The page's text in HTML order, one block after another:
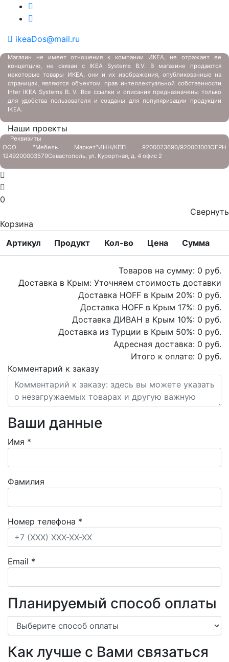
ikeaDos@mail.ru
Магазин не имеет отношения к компании ИКЕА, не отражает ее
концепцию, не связан с IKEA Systems B.V. В магазине продаются
некоторые товары ИКЕА, они и их изображения, опубликованные на
страницах, являются объектом прав интеллектуальной собственности
Inter IKEA Systems B. V. Все ссылки и описания предназначены только
для удобства пользователя и созданы для популяризации продукции
IKEA.
Наши проекты
Реквизиты
ООО "Мебель Маркет"ИНН/КПП 9200023690/920001001ОГРН
1249200003579Севастополь, ул. Курортная, д. 4 офис 2
0
Свернуть
Корзина
Артикул
Продукт Кол-во Цена Сумма
Товаров на сумму: 0 руб.
Доставка в Крым: Уточняем стоимость доставки
Доставка HOFF в Крым 20%: 0 руб.
Доставка HOFF в Крым 17%: 0 руб.
Доставка ДИВАН в Крым 10%: 0 руб.
Доставка из Турции в Крым 50%: 0 руб.
Адресная доставка: 0 руб.
Итого к оплате: 0 руб.
Комментарий к заказу
Ваши данные
Имя *
Фамилия
Номер телефона *
Email *
Планируемый способ оплаты
Как лучше с Вами связаться